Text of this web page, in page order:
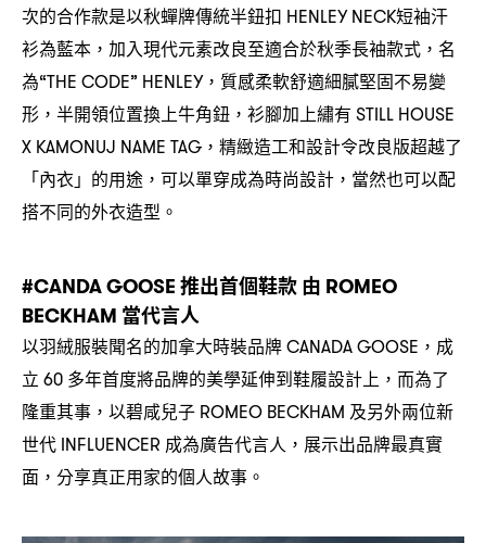
次的合作款是以秋蟬牌傳統半鈕扣 HENLEY NECK短袖汗
衫為藍本 ， 加入現代元素改良至適合於秋季⻑袖款式 ， 名
為“THE CODE” HENLEY， 質感柔軟舒適細膩堅固不易變
形 ， 半開領位置換上牛角鈕 ， 衫腳加上繡有 STILL HOUSE
X KAMONUJ NAME TAG， 精緻造工和設計令改良版超越了
「內衣」的用途 ， 可以單穿成為時尚設計 ， 當然也可以配
搭不同的外衣造型。
#CANDA GOOSE推出首個鞋款由 ROMEO
BECKHAM 當代言人
以羽絨服裝聞名的加拿大時裝品牌CANADA GOOSE， 成
立 60 多年首度將品牌的美學延伸到鞋履設計上 ， 而為了
隆重其事 ， 以碧咸兒子 ROMEO BECKHAM 及另外兩位新
世代 INFLUENCER 成為廣告代言人 ， 展示出品牌最真實
面 ， 分享真正用家的個人故事。